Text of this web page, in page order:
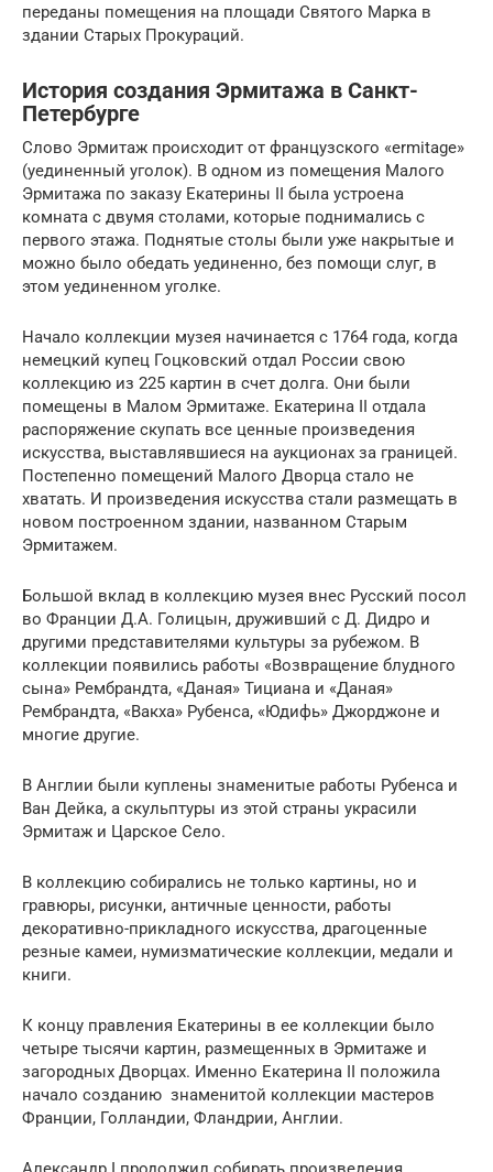
переданы помещения на площади Святого Марка в
здании Старых Прокураций.
История создания Эрмитажа в Санкт-
Петербурге
Слово Эрмитаж происходит от французского «ermitage»
(уединенный уголок). В одном из помещения Малого
Эрмитажа по заказу Екатерины II была устроена
комната с двумя столами, которые поднимались с
первого этажа. Поднятые столы были уже накрытые и
можно было обедать уединенно, без помощи слуг, в
этом уединенном уголке.
Начало коллекции музея начинается с 1764 года, когда
немецкий купец Гоцковский отдал России свою
коллекцию из 225 картин в счет долга. Они были
помещены в Малом Эрмитаже. Екатерина II отдала
распоряжение скупать все ценные произведения
искусства, выставлявшиеся на аукционах за границей.
Постепенно помещений Малого Дворца стало не
хватать. И произведения искусства стали размещать в
новом построенном здании, названном Старым
Эрмитажем.
Большой вклад в коллекцию музея внес Русский посол
во Франции Д.А. Голицын, друживший с Д. Дидро и
другими представителями культуры за рубежом. В
коллекции появились работы «Возвращение блудного
сына» Рембрандта, «Даная» Тициана и «Даная»
Рембрандта, «Вакха» Рубенса, «Юдифь» Джорджоне и
многие другие.
В Англии были куплены знаменитые работы Рубенса и
Ван Дейка, а скульптуры из этой страны украсили
Эрмитаж и Царское Село.
В коллекцию собирались не только картины, но и
гравюры, рисунки, античные ценности, работы
декоративно-прикладного искусства, драгоценные
резные камеи, нумизматические коллекции, медали и
книги.
К концу правления Екатерины в ее коллекции было
четыре тысячи картин, размещенных в Эрмитаже и
загородных Дворцах. Именно Екатерина II положила
начало созданию знаменитой коллекции мастеров
Франции, Голландии, Фландрии, Англии.